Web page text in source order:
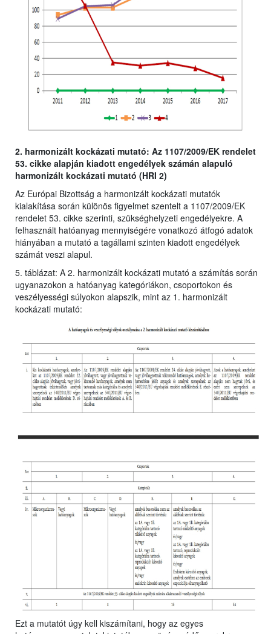
2. harmonizált kockázati mutató: Az 1107/2009/EK rendelet
53. cikke alapján kiadott engedélyek számán alapuló
harmonizált kockázati mutató (HRI 2)
Az Európai Bizottság a harmonizált kockázati mutatók
kialakítása során különös figyelmet szentelt a 1107/2009/EK
rendelet 53. cikke szerinti, szükséghelyzeti engedélyekre. A
felhasznált hatóanyag mennyiségére vonatkozó átfogó adatok
hiányában a mutató a tagállami szinten kiadott engedélyek
számát veszi alapul.
5. táblázat: A 2. harmonizált kockázati mutató a számítás során
ugyanazokon a hatóanyag kategóriákon, csoportokon és
veszélyességi súlyokon alapszik, mint az 1. harmonizált
kockázati mutató:
Ezt a mutatót úgy kell kiszámítani, hogy az egyes